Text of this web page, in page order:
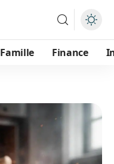
Famille Finance